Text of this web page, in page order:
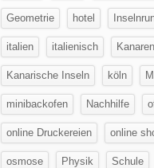
Geometrie hotel
italien italienisch Kanaren
Kanarische Inseln köln
minibackofen Nachhilfe
online Druckereien online
osmose Physik Schule